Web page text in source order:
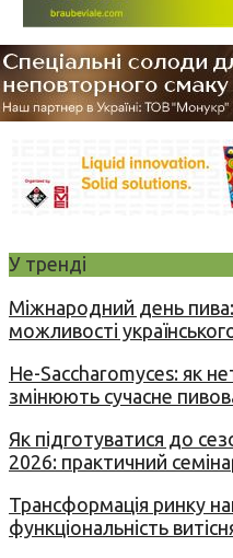
У тренді
Міжнародний день пива:
можливості
Не-Saccharomyces: як
змінюють сучасне
Як підготуватися до
2026: практичний
Трансформація ринку
функціональність